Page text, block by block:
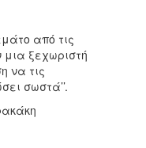
από τις
μια ξεχωριστή
να τις
σωστά’’.